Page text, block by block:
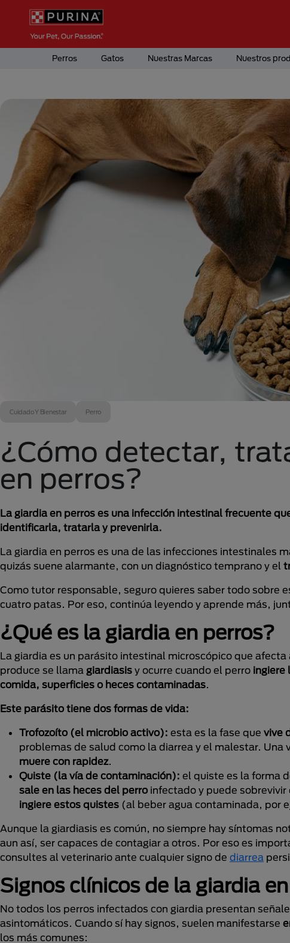
Pasar al contenido principal
Menú Secundario Purina
Menú Principal Purina
Perros Gatos Nuestras Marcas Nuestros
Cuidado Y Bienestar Perro
¿Cómo detectar,
en perros?
La giardia en perros es una infección intestinal frecuente
identificarla, tratarla y prevenirla.
La giardia en perros es una de las infecciones intestinales
quizás suene alarmante, con un diagnóstico temprano y el
Como tutor responsable, seguro quieres saber todo sobre
cuatro patas. Por eso, continúa leyendo y aprende más,
¿Qué es la giardia en perros?
La giardia es un parásito intestinal microscópico que
produce se llama giardiasis y ocurre cuando el perro ingiere
comida, superficies o heces contaminadas.
Este parásito tiene dos formas de vida:
Trofozoíto (el microbio activo): esta es la fase que vive
problemas de salud como la diarrea y el malestar.
muere con rapidez.
Quiste (la vía de contaminación): el quiste es la forma
sale en las heces del perro infectado y puede
ingiere estos quistes (al beber agua contaminada, por
Aunque la giardiasis es común, no siempre hay síntomas
aun así, ser capaces de contagiar a otros. Por eso es
consultes al veterinario ante cualquier signo de diarrea
Signos clínicos de la giardia
No todos los perros infectados con giardia presentan
asintomáticos. Cuando sí hay signos, suelen manifestarse
los más comunes: